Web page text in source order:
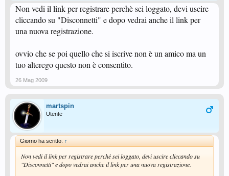
Non vedi il link per registrare perchè sei loggato, devi uscire
cliccando su "Disconnetti" e dopo vedrai anche il link per
una nuova registrazione.
ovvio che se poi quello che si iscrive non è un amico ma un
tuo alterego questo non è consentito.
26 Mag 2009
martspin
Utente
Giorno ha scritto: ↑
Non vedi il link per registrare perchè sei loggato, devi uscire cliccando su
"Disconnetti" e dopo vedrai anche il link per una nuova registrazione.